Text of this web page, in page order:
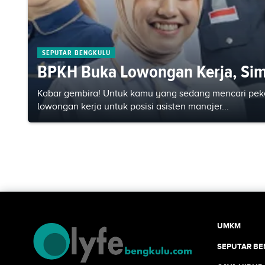
SEPUTAR BENGKULU
BPKH Buka Lowongan Kerja,
Kabar gembira! Untuk kamu yang sedang mencari
lowongan kerja untuk posisi asisten manajer...
UMKM
SEPUTAR